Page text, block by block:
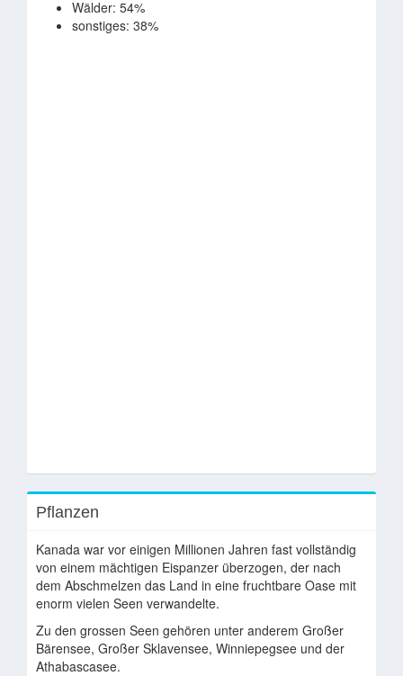
Wälder: 54%
sonstiges: 38%
Pflanzen
Kanada war vor einigen Millionen Jahren fast vollständig
von einem mächtigen Eispanzer überzogen, der nach
dem Abschmelzen das Land in eine fruchtbare Oase mit
enorm vielen Seen verwandelte.
Zu den grossen Seen gehören unter anderem Großer
Bärensee, Großer Sklavensee, Winniepegsee und der
Athabascasee.